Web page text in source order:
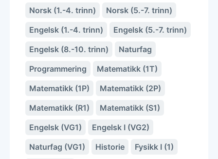
Norsk (1.-4. trinn)
Norsk (5.-7. trinn)
Engelsk (1.-4. trinn)
Engelsk (5.-7. trinn)
Engelsk (8.-10. trinn)
Naturfag
Programmering
Matematikk (1T)
Matematikk (1P)
Matematikk (2P)
Matematikk (R1)
Matematikk (S1)
Engelsk (VG1)
Engelsk I (VG2)
Naturfag (VG1)
Historie
Fysikk I (1)